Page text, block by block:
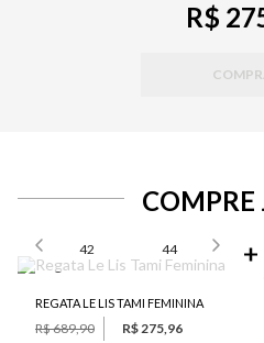
R$
42 44
REGATA LE LIS TAMI FEMININA
R$ 689,90
R$ 275,96